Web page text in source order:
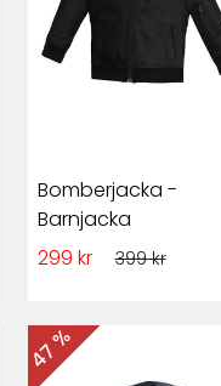
Bomberjacka -
Barnjacka
299 kr
399 kr
47 %